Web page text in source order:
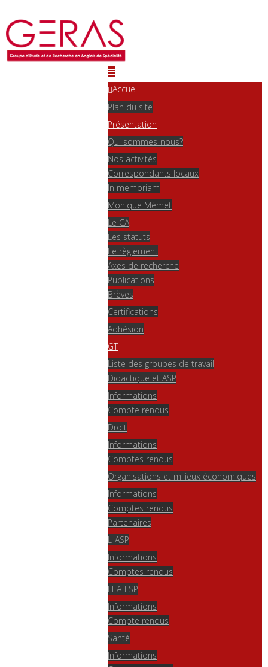
Accueil
Plan du site
Présentation
Qui sommes-nous?
Nos activités
Correspondants locaux
In memoriam
Monique Mémet
Le CA
Les statuts
Le règlement
Axes de recherche
Publications
Brèves
Certifications
Adhésion
GT
Liste des groupes de travail
Didactique et ASP
Informations
Compte rendus
Droit
Informations
Comptes rendus
Organisations et milieux économiques
Informations
Comptes rendus
Partenaires
L-ASP
Informations
Comptes rendus
LEA-LSP
Informations
Compte rendus
Santé
Informations